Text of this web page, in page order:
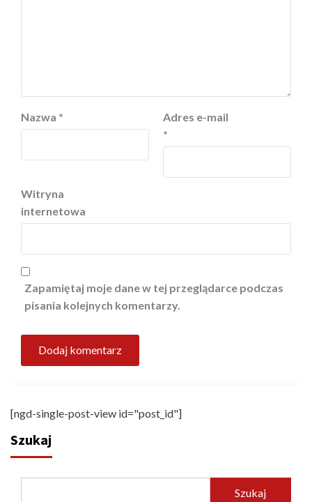
Nazwa *
Adres e-mail
*
Witryna
internetowa
Zapamiętaj moje dane w tej przeglądarce podczas
pisania kolejnych komentarzy.
[ngd-single-post-view id="post_id"]
Szukaj
Szukaj